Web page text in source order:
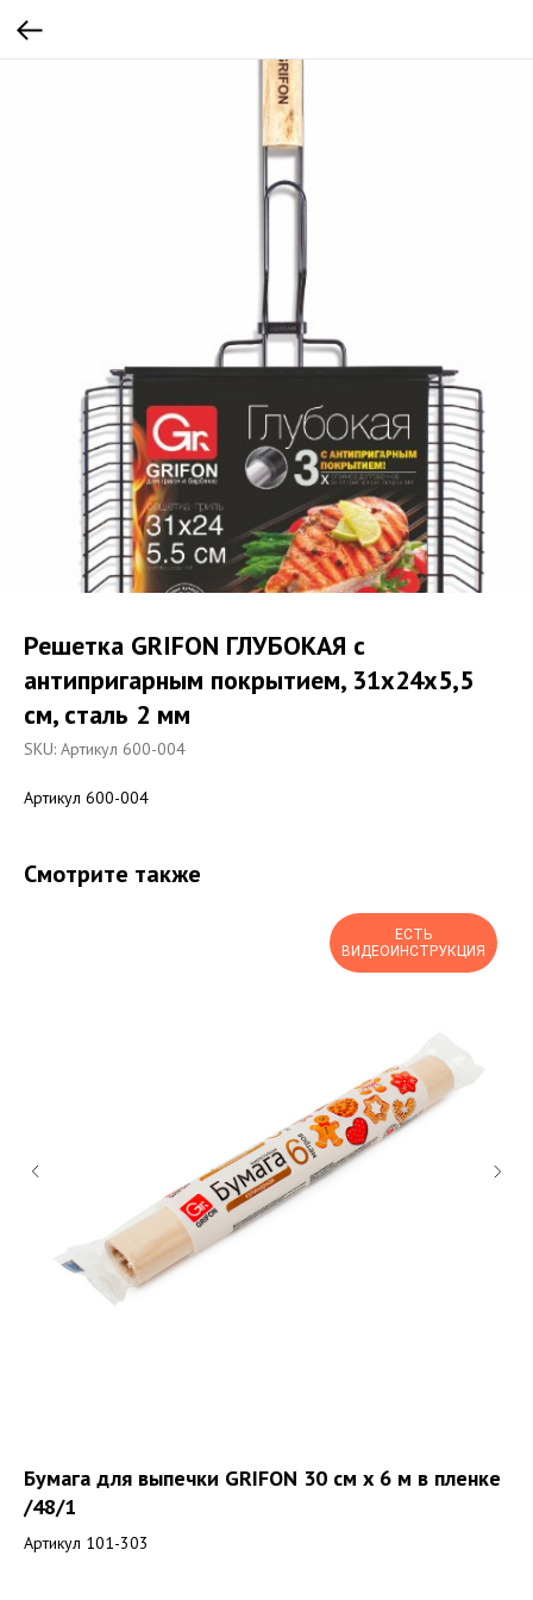
Решетка GRIFON ГЛУБОКАЯ с
антипригарным покрытием, 31x24x5,5
см, сталь 2 мм
SKU: Артикул 600-004
Артикул 600-004
Смотрите также
ЕСТЬ
ВИДЕОИНСТРУКЦИЯ
Бумага для выпечки GRIFON 30 см x 6 м в пленке
/48/1
Артикул 101-303